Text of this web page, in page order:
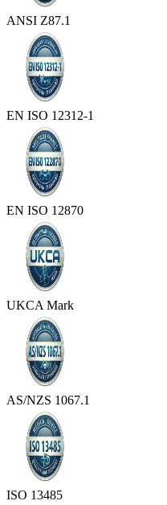
ANSI Z87.1
EN ISO 12312-1
EN ISO 12870
UKCA Mark
AS/NZS 1067.1
ISO 13485